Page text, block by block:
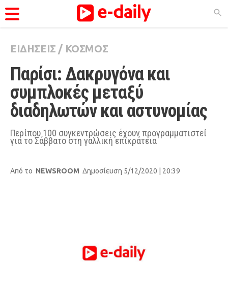
ΚΑΤΗΓΟΡΊΕΣ
Ειδήσεις
Θέματα
Videos
Podcasts
Viral
Life
ΕΙΔΗΣΕΙΣ / ΚΟΣΜΟΣ
Παρίσι: Δακρυγόνα και
συμπλοκές μεταξύ
διαδηλωτών και αστυνομίας
Περίπου 100 συγκεντρώσεις έχουν προγραμματιστεί
για το Σάββατο στη γαλλική επικράτεια
Από το NEWSROOM Δημοσίευση 5/12/2020 | 20:39